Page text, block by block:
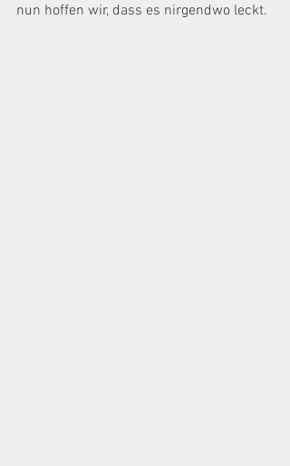
nun hoffen wir, dass es nirgendwo leckt.